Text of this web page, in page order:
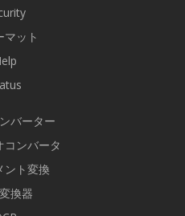
マット
バーター
コンバータ
ント変換
換器